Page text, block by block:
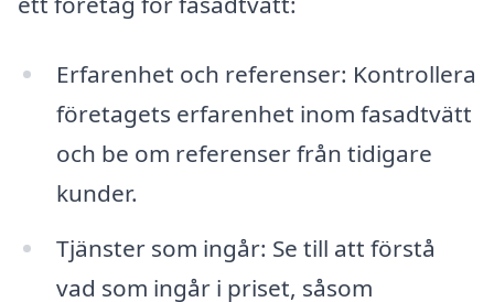
Erfarenhet och referenser: Kontrollera
företagets erfarenhet inom fasadtvätt
och be om referenser från tidigare
kunder.
Tjänster som ingår: Se till att förstå
vad som ingår i priset, såsom